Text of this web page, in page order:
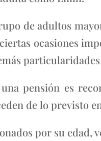
de adultos
ocasiones
pensión es
de lo previsto
por su edad,